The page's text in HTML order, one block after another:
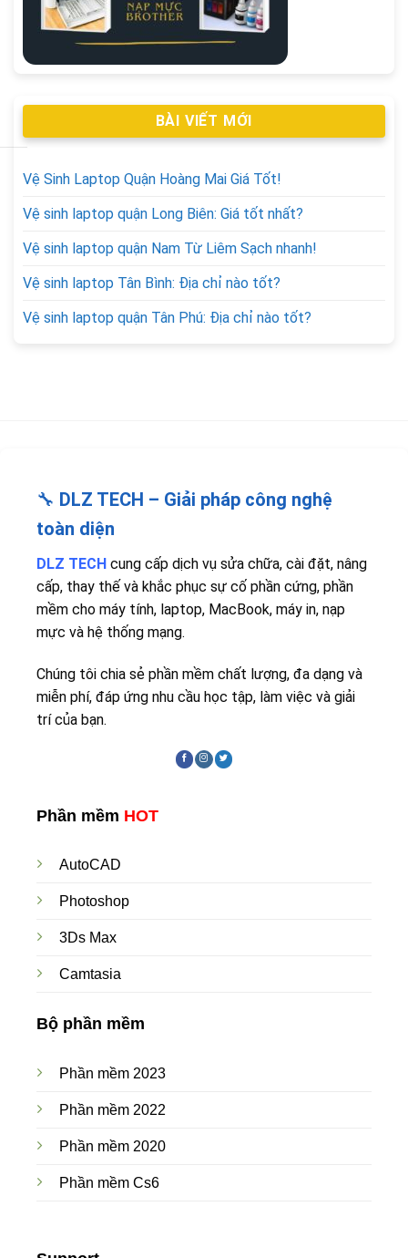
BÀI VIẾT MỚI
Vệ Sinh Laptop Quận Hoàng Mai Giá Tốt!
Vệ sinh laptop quận Long Biên: Giá tốt nhất?
Vệ sinh laptop quận Nam Từ Liêm Sạch nhanh!
Vệ sinh laptop Tân Bình: Địa chỉ nào tốt?
Vệ sinh laptop quận Tân Phú: Địa chỉ nào tốt?
🔧 DLZ TECH – Giải pháp công nghệ
toàn diện
DLZ TECH cung cấp dịch vụ sửa chữa, cài đặt, nâng
cấp, thay thế và khắc phục sự cố phần cứng, phần
mềm cho máy tính, laptop, MacBook, máy in, nạp
mực và hệ thống mạng.
Chúng tôi chia sẻ phần mềm chất lượng, đa dạng và
miễn phí, đáp ứng nhu cầu học tập, làm việc và giải
trí của bạn.
Phần mềm HOT
AutoCAD
Photoshop
3Ds Max
Camtasia
Bộ phần mềm
Phần mềm 2023
Phần mềm 2022
Phần mềm 2020
Phần mềm Cs6